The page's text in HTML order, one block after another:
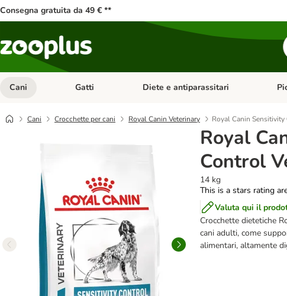
Consegna gratuita da 49 € **
Cani Apri Menu Categoria: Cani
Gatti Apri Menu Categoria: Gatti
Diete e antiparassitari
Cani Crocchette per cani Royal Canin Veterinary Royal Canin
Royal
Control
14 kg
This is a stars rating
Valuta qui il
Crocchette dietetiche
cani adulti, come
alimentari, altamente